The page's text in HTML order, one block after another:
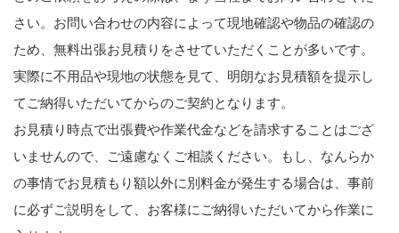
さい。お問い合わせの内容によって現地確認や物品の確認の
ため、無料出張お見積りをさせていただくことが多いです。
実際に不用品や現地の状態を見て、明朗なお見積額を提示し
てご納得いただいてからのご契約となります。
お見積り時点で出張費や作業代金などを請求することはござ
いませんので、ご遠慮なくご相談ください。もし、なんらか
の事情でお見積もり額以外に別料金が発生する場合は、事前
に必ずご説明をして、お客様にご納得いただいてから作業に